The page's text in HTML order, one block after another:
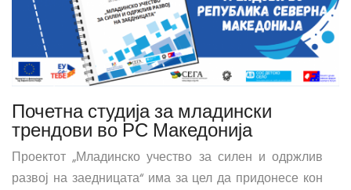
Почетна студија за младински
трендови во РС Македонија
Проектот „Младинско учество за силен и одржлив
развој на заедницата“ има за цел да придонесе кон